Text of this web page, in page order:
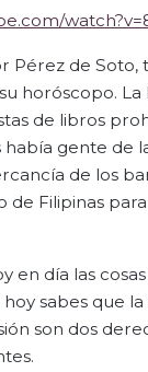
Pérez de Soto,
horóscopo. La
de libros
había gente de
de los
de Filipinas
en día las
sabes que
son dos